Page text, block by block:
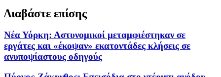
Διαβάστε επίσης
Νέα Υόρκη: Αστυνομικοί μεταμφιέστηκαν σε
εργάτες και «έκοψαν» εκατοντάδες κλήσεις σε
ανυποψίαστους οδηγούς